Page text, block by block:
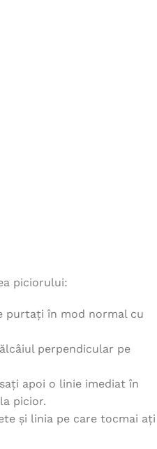
piciorului:
purtați în mod normal cu
perpendicular pe
apoi o linie imediat în
picior.
și linia pe care tocmai ați